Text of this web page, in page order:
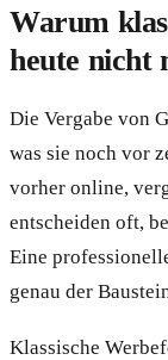
Warum
heute nicht
Die Vergabe von
was sie noch vor
vorher online,
entscheiden oft,
Eine
genau der
Klassische